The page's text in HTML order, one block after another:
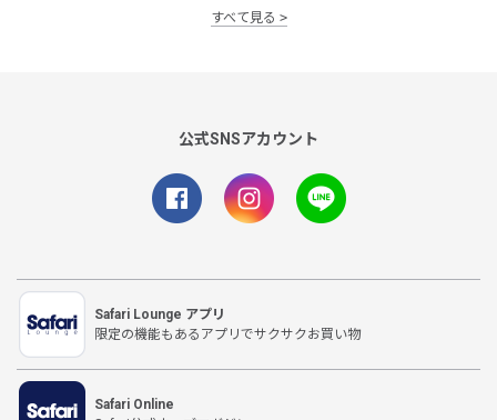
すべて見る
公式SNSアカウント
Safari Lounge アプリ
限定の機能もあるアプリでサクサクお買い物
Safari Online